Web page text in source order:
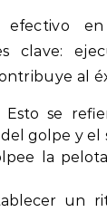
efectivo
clave:
al
Esto se
golpe y el
la
un